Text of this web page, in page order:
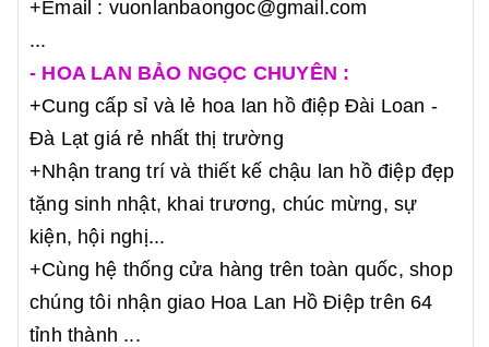
+Email : vuonlanbaongoc@gmail.com
...
- HOA LAN BẢO NGỌC CHUYÊN :
+Cung cấp sỉ và lẻ hoa lan hồ điệp Đài Loan -
Đà Lạt giá rẻ nhất thị trường
+Nhận trang trí và thiết kế chậu lan hồ điệp đẹp
tặng sinh nhật, khai trương, chúc mừng, sự
kiện, hội nghị...
+Cùng hệ thống cửa hàng trên toàn quốc, shop
chúng tôi nhận giao Hoa Lan Hồ Điệp trên 64
tỉnh thành ...